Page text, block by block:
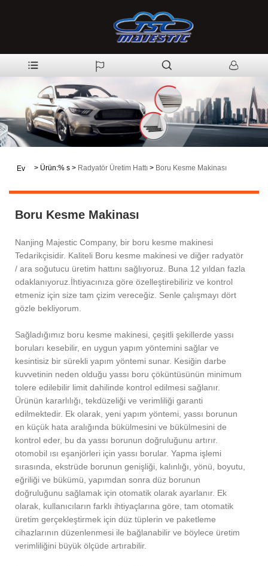
Ev > Ürün:% s > Radyatör Üretim Hattı > Boru Kesme Makinası
Boru Kesme Makinası
Nanjing Majestic Company, bir boru kesme makinesi
Tedarikçisidir. Kaliteli Boru kesme makinesi ve diğer radyatör
/ ara soğutucu üretim hattını sağlıyoruz. Buna 12 yıldan fazla
odaklanıyoruz.İhtiyacınıza göre özelleştirebiliriz ve kontrol
etmeniz için size tam çizim vereceğiz. Senle çalışmayı dört
gözle bekliyorum.
Sağladığımız boru kesme makinesi, çeşitli şekillerde yassı
boruları kesebilir, en uygun yapım yöntemini sağlar ve
kesintisiz bir sürekli yapım yöntemi sunar. Kesiğin darbe
kuvvetinin neden olduğu yassı boru çöküntüsünün minimum
tolere edilebilir limit dahilinde kontrol edilmesi sağlanır.
Ürünün kararlılığı, tekdüzeliği ve verimliliği garanti
edilmektedir. Ek olarak, yeni yapım yöntemi, yassı borunun
en küçük hata aralığında bükülmesini ve bükülmesini de
kontrol eder, bu da yassı borunun doğruluğunu artırır.
otomobil ısı eşanjörleri için yassı borular. Yapma işlemi
sırasında, ekstrüde borunun genişliği, kalınlığı, yönü, boyutu,
eğriliği ve bükümü, yapımdan sonra düz borunun
doğruluğunu sağlamak için otomatik olarak ayarlanır. Ek
olarak, kullanıcıların farklı ihtiyaçlarına göre, tam otomatik
üretim gerçekleştirmek için düz tüplerin ve paketleme
cihazlarının düzenlenmesi ile bağlanabilir ve böylece üretim
verimliliğini büyük ölçüde artırabilir.